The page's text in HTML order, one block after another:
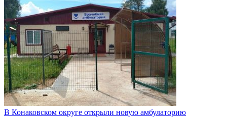
В Конаковском округе открыли новую амбулаторию